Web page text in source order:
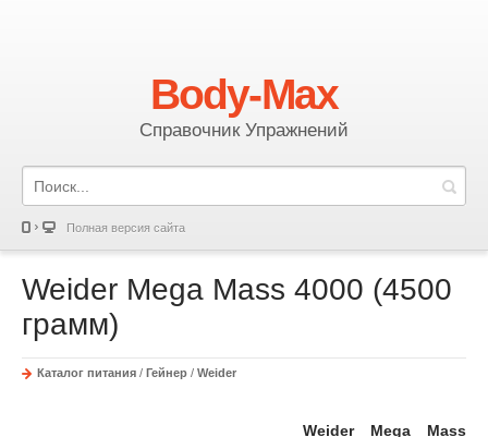
Body-Max
Справочник Упражнений
Полная версия сайта
Weider Mega Mass 4000 (4500
грамм)
Каталог питания / Гейнер / Weider
Weider Mega Mass